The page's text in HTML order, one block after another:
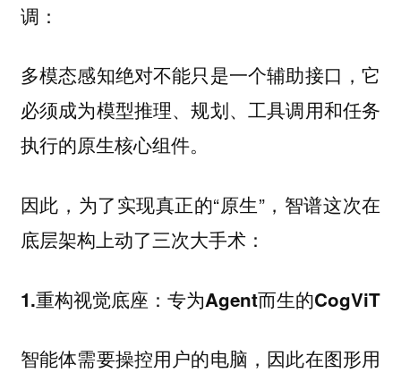
调：
多模态感知绝对不能只是一个辅助接口，它
必须成为模型推理、规划、工具调用和任务
执行的原生核心组件。
因此，为了实现真正的“原生”，智谱这次在
底层架构上动了三次大手术：
1.重构视觉底座：专为Agent而生的CogViT
智能体需要操控用户的电脑，因此在图形用